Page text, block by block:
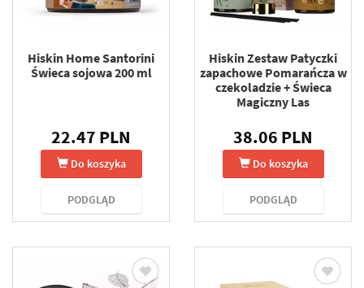
Hiskin Home Santorini
Świeca sojowa 200 ml
22.47 PLN
Do koszyka
PODGLĄD
Hiskin Zestaw Patyczki
zapachowe Pomarańcza w
czekoladzie + Świeca
Magiczny Las
38.06 PLN
Do koszyka
PODGLĄD